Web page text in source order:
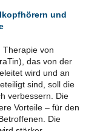
und
Therapie von
das von der
wird und an
sind, soll die
verbessern. Die
Vorteile – für den
Die